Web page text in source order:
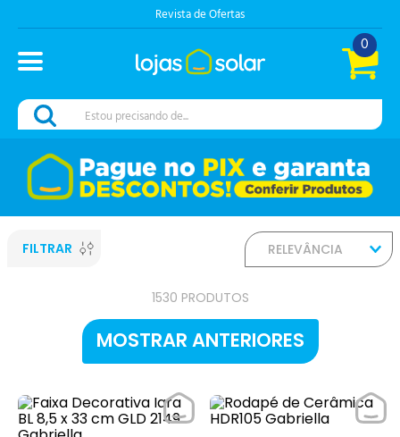
Chama no Whats
0
Estou precisando de...
FILTRAR RELEVÂNCIA
1530 PRODUTOS
MOSTRAR ANTERIORES